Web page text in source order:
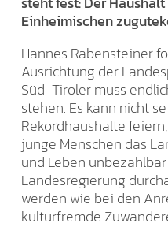
Einheimischen
Hannes Rabensteiner
Ausrichtung der
Süd-Tiroler muss
stehen. Es kann nicht
Rekordhaushalte
junge Menschen das
und Leben
Landesregierung
werden wie bei den
kulturfremde